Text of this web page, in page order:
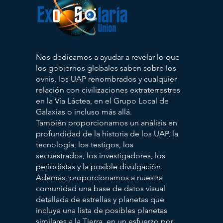
Nos dedicamos a ayudar a revelar lo que
los gobiernos globales saben sobre los
ovnis, los UAP renombrados y cualquier
relación con civilizaciones extraterrestres
en la Vía Láctea, en el Grupo Local de
Galaxias o incluso más allá.
También proporcionamos un análisis en
profundidad de la historia de los UAP, la
tecnología, los testigos, los
secuestrados, los investigadores, los
periodistas y la posible divulgación.
Además, proporcionamos a nuestra
comunidad una base de datos visual
detallada de estrellas y planetas que
incluye una lista de posibles planetas